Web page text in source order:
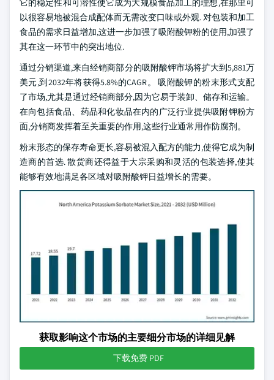
它的稳定性和可溶性使它成为大规模食品加工的理想,在那里可
以很容易地被混合成配体而无需改变口味或外观. 对包装和加工
食品的需求日益增加,这进一步加强了吸附酸钾粉的使用,加强了
其在这一环节中的突出地位.
通过分销渠道,来自经销商部分的吸附酸钾市场将扩大到5,881万
美元,到2032年将获得5.8%的CAGR。 吸附酸钾的粉末形式支配
了市场,尤其是通过经销商部分,因为它易于装卸、储存和运输。
在向包括食品、药品和化妆品在内的广泛行业提供吸附钾粉方
面,分销商发挥着至关重要的作用,这些行业通常用作防腐剂。
粉末形态的保存寿命更长,容易被混入配方的能力,使得它成为制
造商的首选. 散货商还得益于大宗采购和灵活的包装选择,使其
能够有效地满足各区域对吸附酸钾日益增长的需要。
获取影响这个市场的主要细分市场的详细见解
下载免费 PDF